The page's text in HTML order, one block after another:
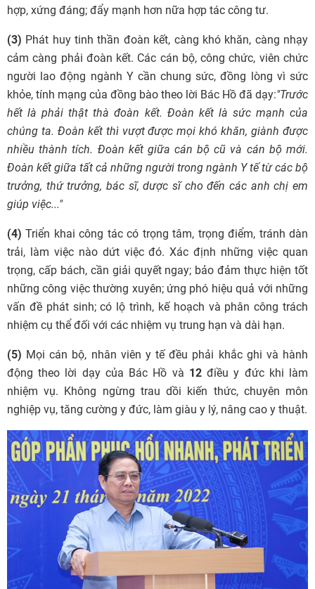
hợp, xứng đáng; đẩy mạnh hơn nữa hợp tác công tư.
(3) Phát huy tinh thần đoàn kết, càng khó khăn, càng nhạy
cảm càng phải đoàn kết. Các cán bộ, công chức, viên chức
người lao động ngành Y cần chung sức, đồng lòng vì sức
khỏe, tính mạng của đồng bào theo lời Bác Hồ đã dạy:"Trước
hết là phải thật thà đoàn kết. Đoàn kết là sức mạnh của
chúng ta. Đoàn kết thì vượt được mọi khó khăn, giành được
nhiều thành tích. Đoàn kết giữa cán bộ cũ và cán bộ mới.
Đoàn kết giữa tất cả những người trong ngành Y tế từ các bộ
trưởng, thứ trưởng, bác sĩ, dược sĩ cho đến các anh chị em
giúp việc..."
(4) Triển khai công tác có trọng tâm, trọng điểm, tránh dàn
trải, làm việc nào dứt việc đó. Xác định những việc quan
trọng, cấp bách, cần giải quyết ngay; bảo đảm thực hiện tốt
những công việc thường xuyên; ứng phó hiệu quả với những
vấn đề phát sinh; có lộ trình, kế hoạch và phân công trách
nhiệm cụ thể đối với các nhiệm vụ trung hạn và dài hạn.
(5) Mọi cán bộ, nhân viên y tế đều phải khắc ghi và hành
động theo lời dạy của Bác Hồ và 12điều y đức khi làm
nhiệm vụ. Không ngừng trau dồi kiến thức, chuyên môn
nghiệp vụ, tăng cường y đức, làm giàu y lý, nâng cao y thuật.